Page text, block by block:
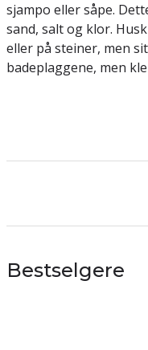
sjampo eller såpe.
sand, salt og klor.
eller på steiner, men
badeplaggene, men
Bestselgere